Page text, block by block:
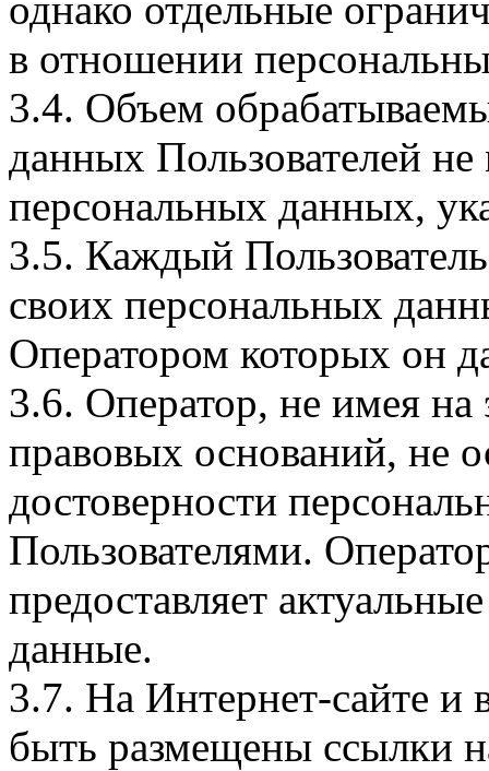
в отношении
3.4. Объем
данных Пользователей
персональных данных,
3.5. Каждый
своих персональных
Оператором которых он
3.6. Оператор, не имея
правовых оснований, не
достоверности
Пользователями.
предоставляет
данные.
3.7. На Интернет-сайте
быть размещены ссылки